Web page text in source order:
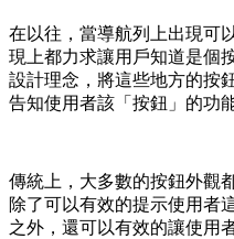
在以往，當導航列上出現可
現上都力求讓用戶知道是個
設計理念，將這些地方的按
告知使用者該「按鈕」的功能
傳統上，大多數的按鈕外觀
除了可以有效的提示使用者
之外，還可以有效的讓使用